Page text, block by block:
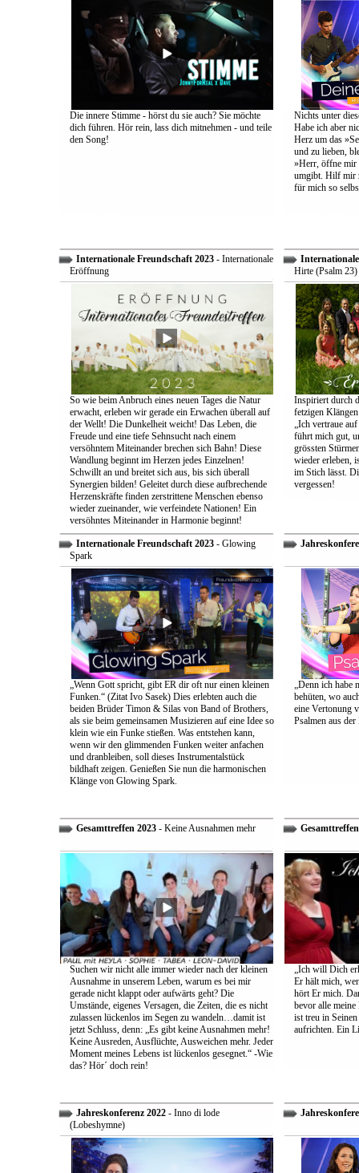
Die innere Stimme - hörst du sie auch? Sie möchte
dich führen. Hör rein, lass dich mitnehmen - und teile
den Song!
Nichts unter
Habe ich aber
Herz um das
und zu lieben,
»Herr, öffne mir
umgibt. Hilf mir
für mich so
Internationale Freundschaft 2023- Internationale
Eröffnung
So wie beim Anbruch eines neuen Tages die Natur
erwacht, erleben wir gerade ein Erwachen überall auf
der Wellt! Die Dunkelheit weicht! Das Leben, die
Freude und eine tiefe Sehnsucht nach einem
versöhntem Miteinander brechen sich Bahn! Diese
Wandlung beginnt im Herzen jedes Einzelnen!
Schwillt an und breitet sich aus, bis sich überall
Synergien bilden! Geleitet durch diese aufbrechende
Herzenskräfte finden zerstrittene Menschen ebenso
wieder zueinander, wie verfeindete Nationen! Ein
versöhntes Miteinander in Harmonie beginnt!
Hirte (Psalm 23)
Inspiriert durch
fetzigen
„Ich vertraue
führt mich gut,
grössten
wieder erleben,
im Stich lässt.
vergessen!
Internationale Freundschaft 2023- Glowing
Spark
„Wenn Gott spricht, gibt ER dir oft nur einen kleinen
Funken.“ (Zitat Ivo Sasek) Dies erlebten auch die
beiden Brüder Timon & Silas von Band of Brothers,
als sie beim gemeinsamen Musizieren auf eine Idee so
klein wie ein Funke stießen. Was entstehen kann,
wenn wir den glimmenden Funken weiter anfachen
und dranbleiben, soll dieses Instrumentalstück
bildhaft zeigen. Genießen Sie nun die harmonischen
Klänge von Glowing Spark.
„Denn ich habe
behüten, wo
eine Vertonung
Psalmen aus
Gesamttreffen 2023- Keine Ausnahmen mehr
Suchen wir nicht alle immer wieder nach der kleinen
Ausnahme in unserem Leben, warum es bei mir
gerade nicht klappt oder aufwärts geht? Die
Umstände, eigenes Versagen, die Zeiten, die es nicht
zulassen lückenlos im Segen zu wandeln…damit ist
jetzt Schluss, denn: „Es gibt keine Ausnahmen mehr!
Keine Ausreden, Ausflüchte, Ausweichen mehr. Jeder
Moment meines Lebens ist lückenlos gesegnet.“ -Wie
das? Hör´ doch rein!
„Ich will Dich
Er hält mich,
hört Er mich.
bevor alle
ist treu in
aufrichten. Ein
Jahreskonferenz 2022- Inno di lode
(Lobeshymne)